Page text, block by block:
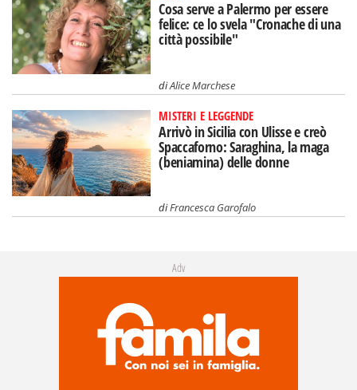
Cosa serve a Palermo per essere
felice: ce lo svela "Cronache di una
città possibile"
diAlice Marchese
MISTERI E LEGGENDE
Arrivò in Sicilia con Ulisse e creò
Spaccaforno: Saraghina, la maga
(beniamina) delle donne
diFrancesca Garofalo
Adv